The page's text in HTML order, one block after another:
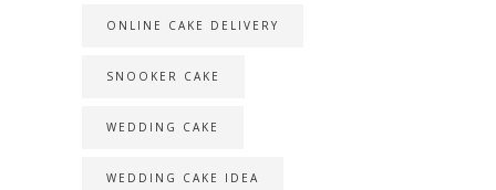
ONLINE CAKE DELIVERY
SNOOKER CAKE
WEDDING CAKE
WEDDING CAKE IDEA